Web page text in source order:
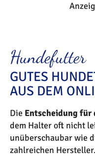
Hundefutter
GUTES
AUS DEM
Die Entscheidung
dem Halter oft nicht
unüberschaubar wie
zahlreichen